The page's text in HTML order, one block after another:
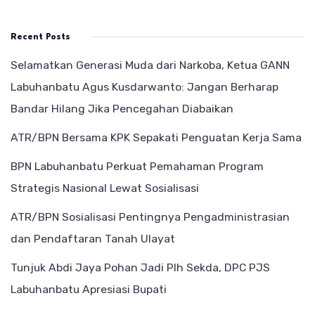
Recent Posts
Selamatkan Generasi Muda dari Narkoba, Ketua GANN
Labuhanbatu Agus Kusdarwanto: Jangan Berharap
Bandar Hilang Jika Pencegahan Diabaikan
ATR/BPN Bersama KPK Sepakati Penguatan Kerja Sama
BPN Labuhanbatu Perkuat Pemahaman Program
Strategis Nasional Lewat Sosialisasi
ATR/BPN Sosialisasi Pentingnya Pengadministrasian
dan Pendaftaran Tanah Ulayat
Tunjuk Abdi Jaya Pohan Jadi Plh Sekda, DPC PJS
Labuhanbatu Apresiasi Bupati